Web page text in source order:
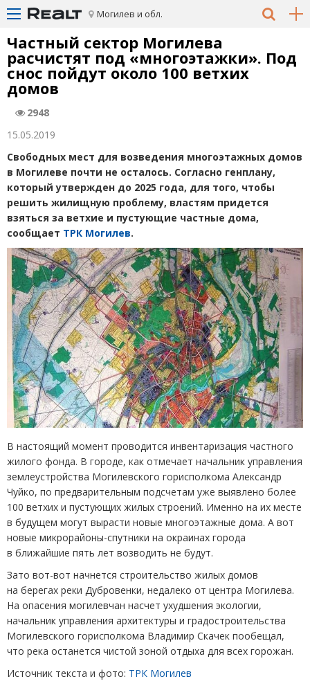
Могилев и обл.
Частный сектор Могилева
расчистят под «многоэтажки». Под
снос пойдут около 100 ветхих
домов
2948
15.05.2019
Свободных мест для возведения многоэтажных домов
в Могилеве почти не осталось. Согласно генплану,
который утвержден до 2025 года, для того, чтобы
решить жилищную проблему, властям придется
взяться за ветхие и пустующие частные дома,
сообщает ТРК Могилев.
В настоящий момент проводится инвентаризация частного
жилого фонда. В городе, как отмечает начальник управления
землеустройства Могилевского горисполкома Александр
Чуйко, по предварительным подсчетам уже выявлено более
100 ветхих и пустующих жилых строений. Именно на их месте
в будущем могут вырасти новые многоэтажные дома. А вот
новые микрорайоны-спутники на окраинах города
в ближайшие пять лет возводить не будут.
Зато вот-вот начнется строительство жилых домов
на берегах реки Дубровенки, недалеко от центра Могилева.
На опасения могилевчан насчет ухудшения экологии,
начальник управления архитектуры и градостроительства
Могилевского горисполкома Владимир Скачек пообещал,
что река останется чистой зоной отдыха для всех горожан.
Источник текста и фото: ТРК Могилев